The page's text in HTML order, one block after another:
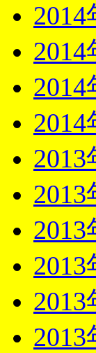
2014
2014
2014
2014
2013
2013
2013
2013
2013
2013